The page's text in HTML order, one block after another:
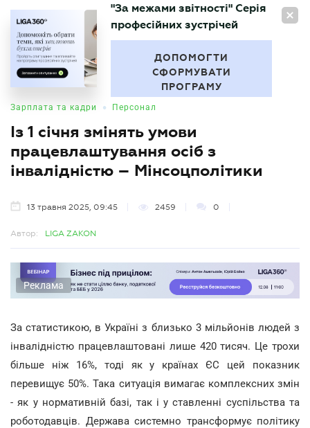
UA
БУХГАЛТЕР
"За межами звітності" Серія
професійних зустрічей
ДОПОМОГТИ
СФОРМУВАТИ
ПРОГРАМУ
Зарплата та кадри • Персонал
Із 1 січня змінять умови
працевлаштування осіб з
інвалідністю – Мінсоцполітики
13 травня 2025, 09:45 2459 0
Автор: LIGA ZAKON
Реклама
За статистикою, в Україні з близько 3 мільйонів людей з
інвалідністю працевлаштовані лише 420 тисяч. Це трохи
більше ніж 16%, тоді як у країнах ЄС цей показник
перевищує 50%. Така ситуація вимагає комплексних змін
- як у нормативній базі, так і у ставленні суспільства та
роботодавців. Держава системно трансформує політику